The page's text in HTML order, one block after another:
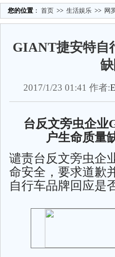
您的位置 ： 首页 >> 生活娱乐 >> 网
GIANT捷安特自
2017/1/23 01:41 作者:
台反文旁虫企业
户生命质量
谴责台反文旁虫企
命安全，要求道歉
自行车品牌回应是